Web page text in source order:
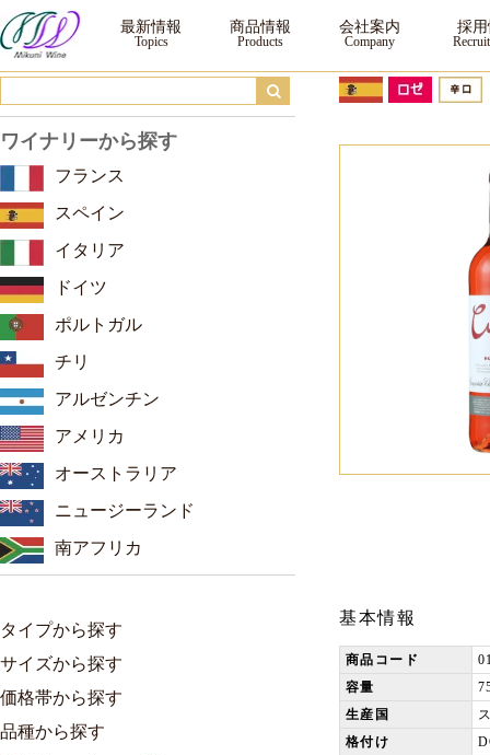
クネ ロサード ｜ ワイン ｜三国ワイン
最新情報 商品情報 会社案内 採
基本情報
商品コード
容量
生産国
格付け
ワイナリーから探す
フランス
スペイン
イタリア
ドイツ
ポルトガル
チリ
アルゼンチン
アメリカ
オーストラリア
ニュージーランド
南アフリカ
タイプから探す
サイズから探す
価格帯から探す
品種から探す